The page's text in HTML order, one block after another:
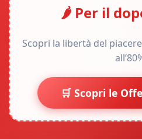
🌶️ Per il
Scopri la libertà del
🛒 Scopri le